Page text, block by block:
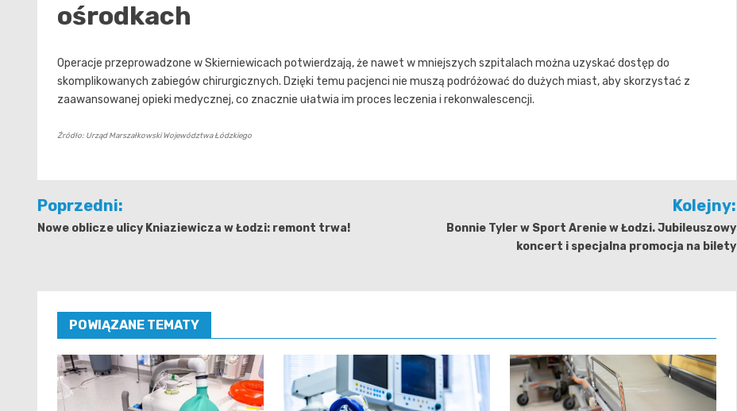
ośrodkach
Operacje przeprowadzone w Skierniewicach potwierdzają, że nawet w mniejszych szpitalach można uzyskać dostęp do
skomplikowanych zabiegów chirurgicznych. Dzięki temu pacjenci nie muszą podróżować do dużych miast, aby skorzystać z
zaawansowanej opieki medycznej, co znacznie ułatwia im proces leczenia i rekonwalescencji.
Źródło: Urząd Marszałkowski Województwa Łódzkiego
Nawigacja
wpisu
Poprzedni:
Nowe oblicze ulicy Kniaziewicza w Łodzi: remont trwa!
Kolejny:
Bonnie Tyler w Sport Arenie w Łodzi. Jubileuszowy
koncert i specjalna promocja na bilety
POWIĄZANE TEMATY